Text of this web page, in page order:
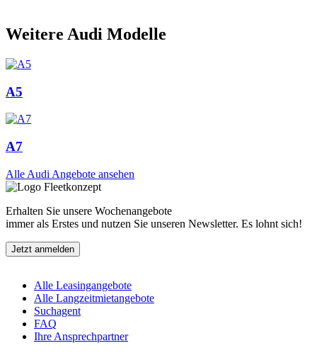
Weitere Audi Modelle
A5
A7
Alle Audi Angebote ansehen
Erhalten Sie unsere Wochenangebote
immer als Erstes und nutzen Sie unseren Newsletter. Es lohnt sich!
Jetzt anmelden
Footer-
Top
Alle Leasingangebote
Alle Langzeitmietangebote
Suchagent
FAQ
Ihre Ansprechpartner